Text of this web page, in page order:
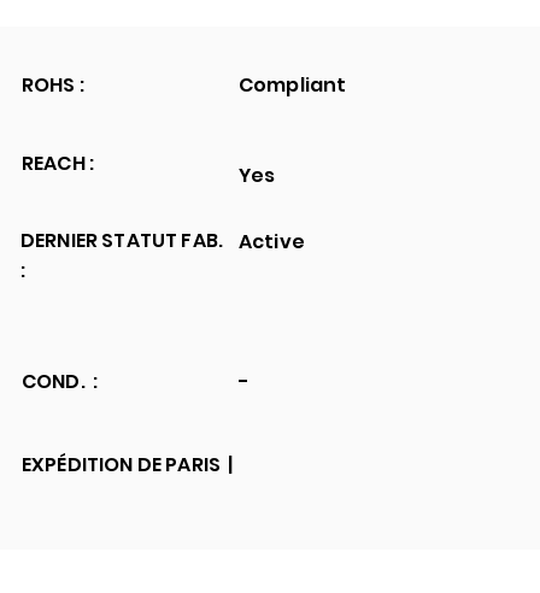
ROHS : Compliant
REACH :
DERNIER STATUT FAB.
:
Yes
Active
COND. : -
EXPÉDITION DE PARIS |